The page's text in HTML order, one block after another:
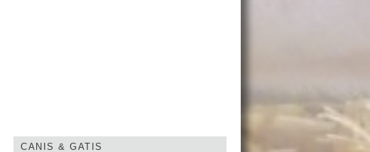
CANIS & GATIS